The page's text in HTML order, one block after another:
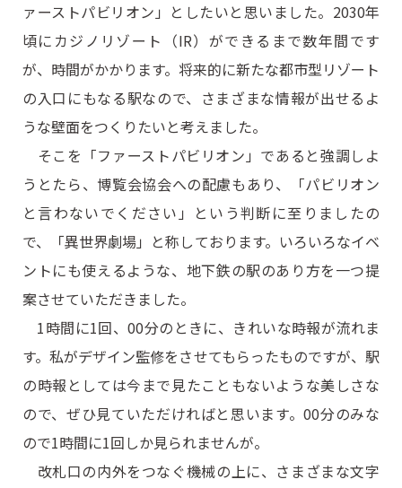
ァーストパビリオン」としたいと思いました。2030年
頃にカジノリゾート（IR）ができるまで数年間です
が、時間がかかります。将来的に新たな都市型リゾート
の入口にもなる駅なので、さまざまな情報が出せるよ
うな壁面をつくりたいと考えました。
そこを「ファーストパビリオン」であると強調しよ
うとたら、博覧会協会への配慮もあり、「パビリオン
と言わないでください」という判断に至りましたの
で、「異世界劇場」と称しております。いろいろなイベ
ントにも使えるような、地下鉄の駅のあり方を一つ提
案させていただきました。
1時間に1回、00分のときに、きれいな時報が流れま
す。私がデザイン監修をさせてもらったものですが、駅
の時報としては今まで見たこともないような美しさな
ので、ぜひ見ていただければと思います。00分のみな
ので1時間に1回しか見られませんが。
改札口の内外をつなぐ機械の上に、さまざまな文字